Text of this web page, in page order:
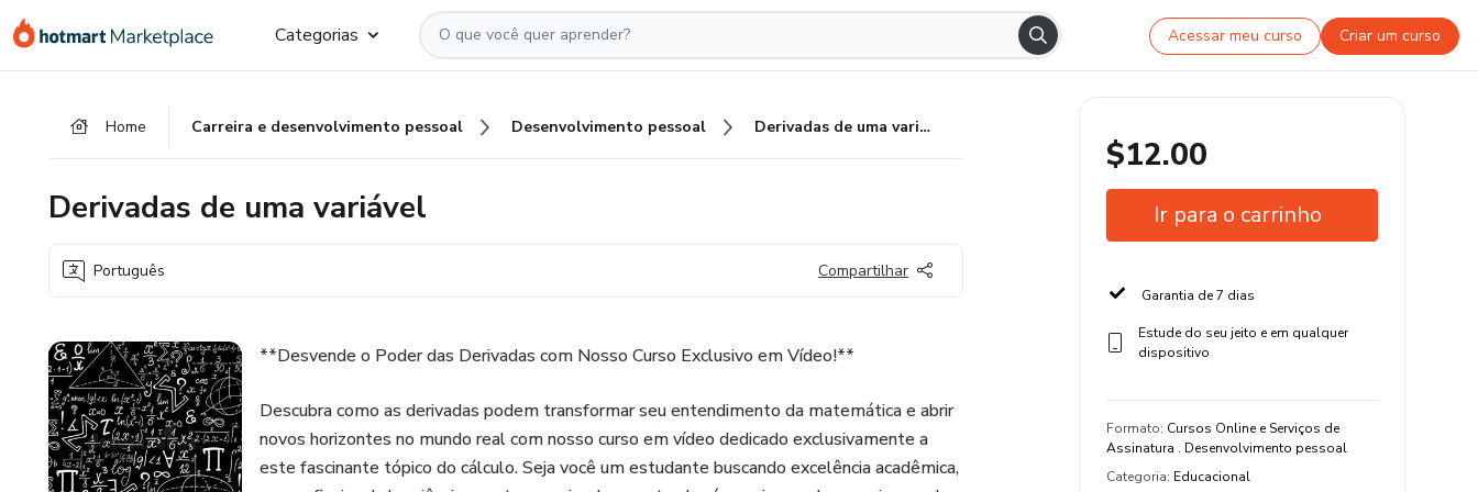
para
para
para
Categorias Acessar meu curso Criar um curso
Home Carreira e desenvolvimento pessoal Desenvolvimento pessoal Derivadas de uma variável
Derivadas de uma variável
Português Compartilhar
**Desvende o Poder das Derivadas com Nosso Curso Exclusivo em Vídeo!**
Descubra como as derivadas podem transformar seu entendimento da matemática e abrir
novos horizontes no mundo real com nosso curso em vídeo dedicado exclusivamente a
este fascinante tópico do cálculo. Seja você um estudante buscando excelência acadêmica,
$12.00
Ir para o carrinho
Garantia de 7 dias
Estude do seu jeito e em qualquer
dispositivo
Formato: Cursos Online e Serviços de
Assinatura . Desenvolvimento pessoal
Categoria: Educacional